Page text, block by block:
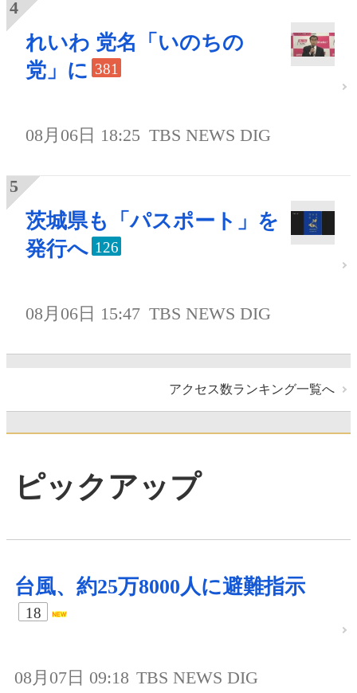
れいわ 党名「いのちの
党」に 381
08月06日 18:25 TBS NEWS DIG
茨城県も「パスポート」を
発行へ 126
08月06日 15:47 TBS NEWS DIG
アクセス数ランキング一覧へ
ピックアップ
台風、約25万8000人に避難指示
18
08月07日 09:18 TBS NEWS DIG